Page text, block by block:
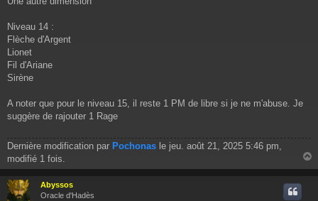
Niveau 14 :
Flèche d'Argent
Lionet
Fil d'Ariane
Sirène
A noter que pour le niveau 15, il reste 1 PM de libre si je ne m'abuse. Je
suggère de rajouter 1 Rage
Dernière modification par Pochonas le jeu. août 21, 2025 5:46 pm,
modifié 1 fois.
a
Abyssos
Oracle d'Hadès